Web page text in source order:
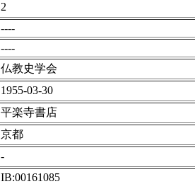
2
----
----
仏教史学会
1955-03-30
平楽寺書店
京都
-
IB:00161085